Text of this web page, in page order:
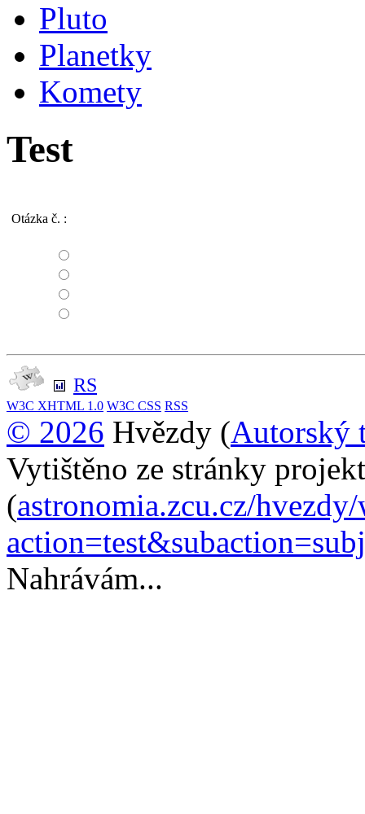
Pluto
Planetky
Komety
Test
Otázka č. :
RS
W3C XHTML 1.0 W3C CSS RSS
© 2026 Hvězdy (Autorský
Vytištěno ze stránky
(astronomia.zcu.cz/
Nahrávám...